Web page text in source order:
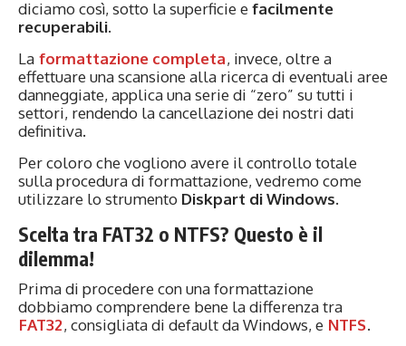
diciamo così, sotto la superficie e facilmente
recuperabili.
La formattazione completa, invece, oltre a
effettuare una scansione alla ricerca di eventuali aree
danneggiate, applica una serie di “zero” su tutti i
settori, rendendo la cancellazione dei nostri dati
definitiva.
Per coloro che vogliono avere il controllo totale
sulla procedura di formattazione, vedremo come
utilizzare lo strumento Diskpart di Windows.
Scelta tra FAT32 o NTFS? Questo è il
dilemma!
Prima di procedere con una formattazione
dobbiamo comprendere bene la differenza tra
FAT32, consigliata di default da Windows, e NTFS.